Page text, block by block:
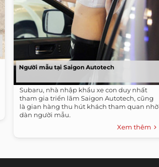
Người mẫu tại Saigon Autotech
Subaru, nhà nhập khẩu xe con duy nhất
tham gia triển lãm Saigon Autotech, cũng
là gian hàng thu hút khách tham quan nhờ
dàn người mẫu.
Xem thêm